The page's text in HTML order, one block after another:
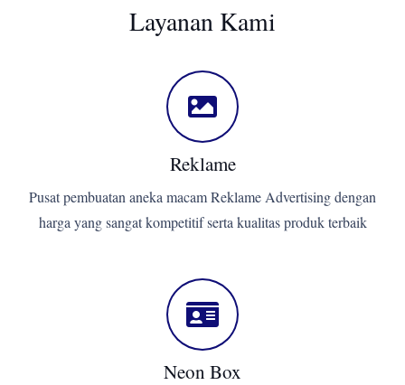
Layanan Kami
Reklame
Pusat pembuatan aneka macam Reklame Advertising dengan
harga yang sangat kompetitif serta kualitas produk terbaik
Neon Box